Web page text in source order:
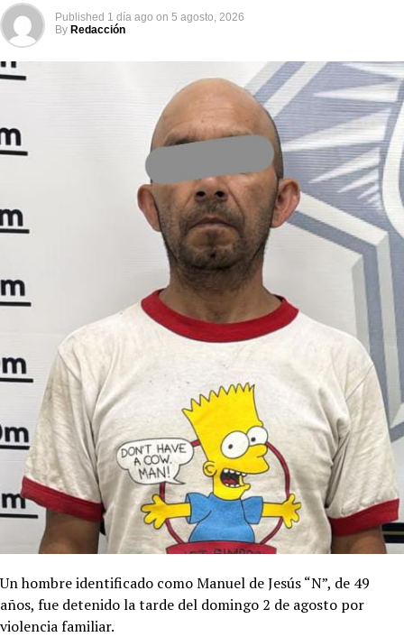
Published 1 día ago on 5 agosto, 2026
By Redacción
Un hombre identificado como Manuel de Jesús “N”, de 49
años, fue detenido la tarde del domingo 2 de agosto por
violencia familiar.